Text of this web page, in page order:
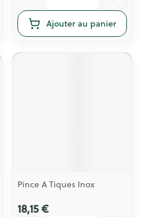
Ajouter au panier
Pince A Tiques Inox
18,15 €